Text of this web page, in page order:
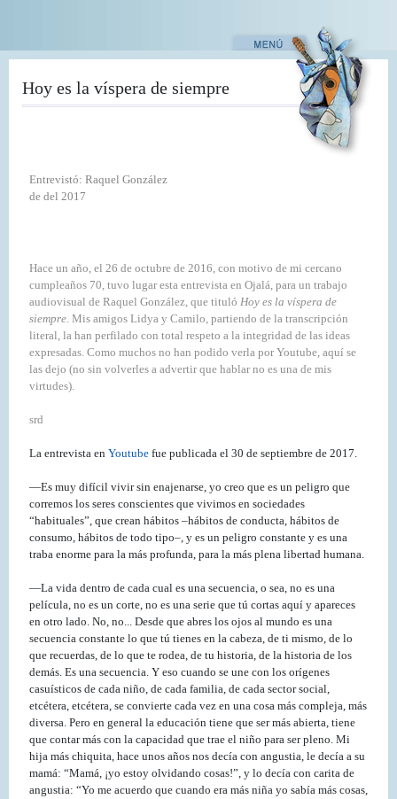
contenido
Hoy es la víspera de siempre
Entrevistó: Raquel González
de del 2017
Hace un año, el 26 de octubre de 2016, con motivo de mi cercano
cumpleaños 70, tuvo lugar esta entrevista en Ojalá, para un trabajo
audiovisual de Raquel González, que tituló Hoy es la víspera de
siempre. Mis amigos Lidya y Camilo, partiendo de la transcripción
literal, la han perfilado con total respeto a la integridad de las ideas
expresadas. Como muchos no han podido verla por Youtube, aquí se
las dejo (no sin volverles a advertir que hablar no es una de mis
virtudes).
srd
La entrevista en Youtube fue publicada el 30 de septiembre de 2017.
—Es muy difícil vivir sin enajenarse, yo creo que es un peligro que
corremos los seres conscientes que vivimos en sociedades
“habituales”, que crean hábitos –hábitos de conducta, hábitos de
consumo, hábitos de todo tipo–, y es un peligro constante y es una
traba enorme para la más profunda, para la más plena libertad humana.
—La vida dentro de cada cual es una secuencia, o sea, no es una
película, no es un corte, no es una serie que tú cortas aquí y apareces
en otro lado. No, no... Desde que abres los ojos al mundo es una
secuencia constante lo que tú tienes en la cabeza, de ti mismo, de lo
que recuerdas, de lo que te rodea, de tu historia, de la historia de los
demás. Es una secuencia. Y eso cuando se une con los orígenes
casuísticos de cada niño, de cada familia, de cada sector social,
etcétera, etcétera, se convierte cada vez en una cosa más compleja, más
diversa. Pero en general la educación tiene que ser más abierta, tiene
que contar más con la capacidad que trae el niño para ser pleno. Mi
hija más chiquita, hace unos años nos decía con angustia, le decía a su
mamá: “Mamá, ¡yo estoy olvidando cosas!”, y lo decía con carita de
angustia: “Yo me acuerdo que cuando era más niña yo sabía más cosas,